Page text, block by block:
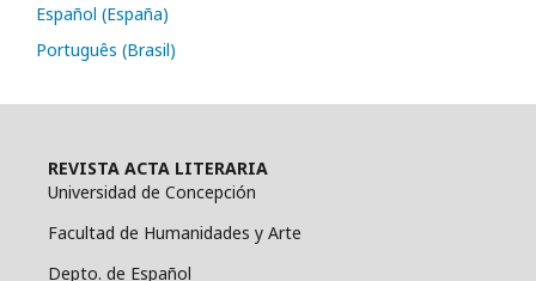
Español (España)
Português (Brasil)
REVISTA ACTA LITERARIA
Universidad de Concepción
Facultad de Humanidades y Arte
Depto. de Español